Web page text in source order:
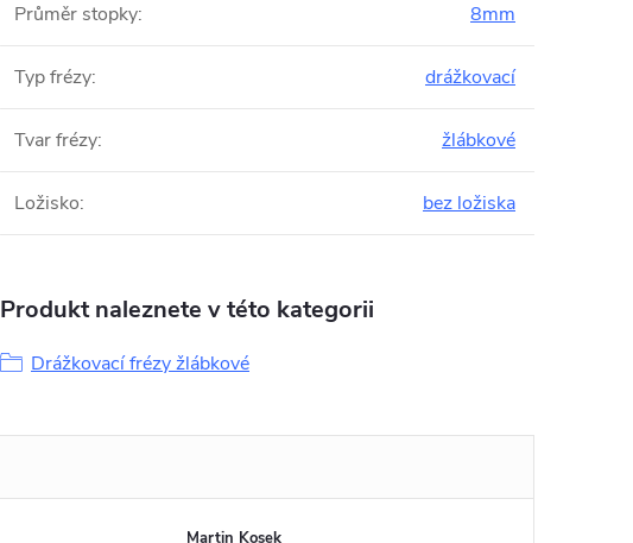
Průměr stopky: 8mm
Typ frézy: drážkovací
Tvar frézy: žlábkové
Ložisko: bez ložiska
Produkt naleznete v této kategorii
Drážkovací frézy žlábkové
Martin Kosek